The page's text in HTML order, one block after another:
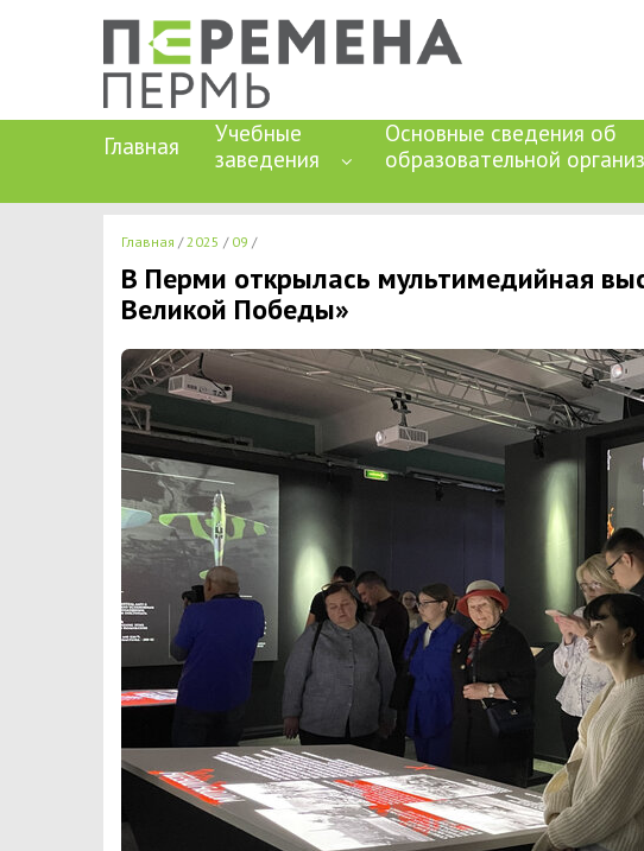
Главная
Учебные
заведения
Основные сведения об
образовательной
Главная 2025 09
В Перми открылась мультимедийная
Великой Победы»